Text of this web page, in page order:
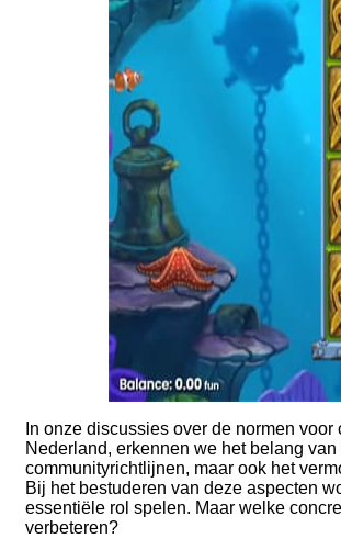
In onze discussies over de normen
Nederland, erkennen we het belang
communityrichtlijnen, maar ook het
Bij het bestuderen van deze aspecten
essentiële rol spelen. Maar welke
verbeteren?